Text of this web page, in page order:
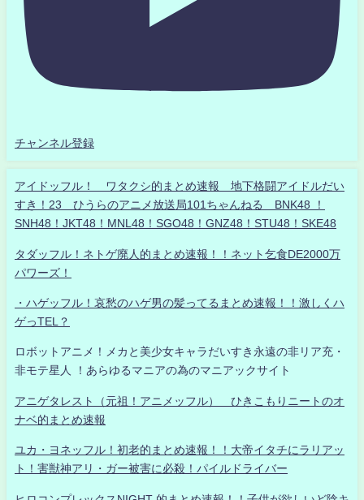
チャンネル登録
アイドッフル！ ワタクシ的まとめ速報 地下格闘アイドルだい
すき！23 ひうらのアニメ放送局101ちゃんねる BNK48 ！
SNH48！JKT48！MNL48！SGO48！GNZ48！STU48！SKE48
タダッフル！ネトゲ廃人的まとめ速報！！ネット乞食DE2000万
パワーズ！
・ハゲッフル！哀愁のハゲ男の髪ってるまとめ速報！！激しくハ
ゲっTEL？
ロボットアニメ！メカと美少女キャラだいすき永遠の非リア充・
非モテ星人 ！あらゆるマニアの為のマニアックサイト
アニゲタレスト（元祖！アニメッフル） ひきこもりニートのオ
ナベ的まとめ速報
ユカ・ヨネッフル！初老的まとめ速報！！大帝イタチにラリアッ
ト！害獣神アリ・ガー被害に必殺！パイルドライバー